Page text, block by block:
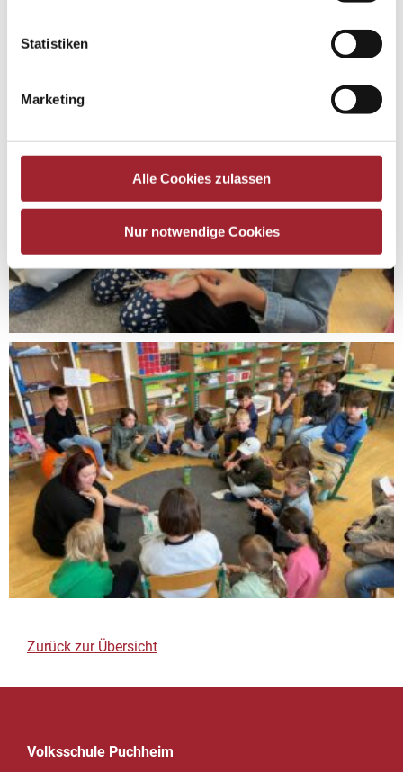
Statistiken
Marketing
Alle Cookies zulassen
Nur notwendige Cookies
Zurück zur Übersicht
Volksschule Puchheim